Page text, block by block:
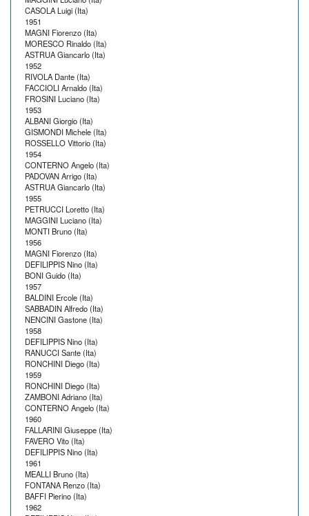
CASOLA Luigi (Ita)
1951
MAGNI Fiorenzo (Ita)
MORESCO Rinaldo (Ita)
ASTRUA Giancarlo (Ita)
1952
RIVOLA Dante (Ita)
FACCIOLI Arnaldo (Ita)
FROSINI Luciano (Ita)
1953
ALBANI Giorgio (Ita)
GISMONDI Michele (Ita)
ROSSELLO Vittorio (Ita)
1954
CONTERNO Angelo (Ita)
PADOVAN Arrigo (Ita)
ASTRUA Giancarlo (Ita)
1955
PETRUCCI Loretto (Ita)
MAGGINI Luciano (Ita)
MONTI Bruno (Ita)
1956
MAGNI Fiorenzo (Ita)
DEFILIPPIS Nino (Ita)
BONI Guido (Ita)
1957
BALDINI Ercole (Ita)
SABBADIN Alfredo (Ita)
NENCINI Gastone (Ita)
1958
DEFILIPPIS Nino (Ita)
RANUCCI Sante (Ita)
RONCHINI Diego (Ita)
1959
RONCHINI Diego (Ita)
ZAMBONI Adriano (Ita)
CONTERNO Angelo (Ita)
1960
FALLARINI Giuseppe (Ita)
FAVERO Vito (Ita)
DEFILIPPIS Nino (Ita)
1961
MEALLI Bruno (Ita)
FONTANA Renzo (Ita)
BAFFI Pierino (Ita)
1962